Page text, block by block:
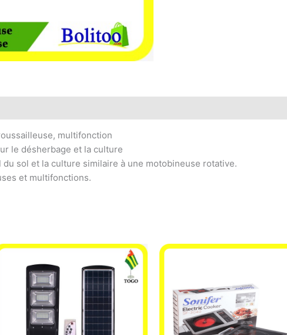
multifonction
le désherbage et la culture
sol et la culture similaire à une motobineuse rotative.
et multifonctions.